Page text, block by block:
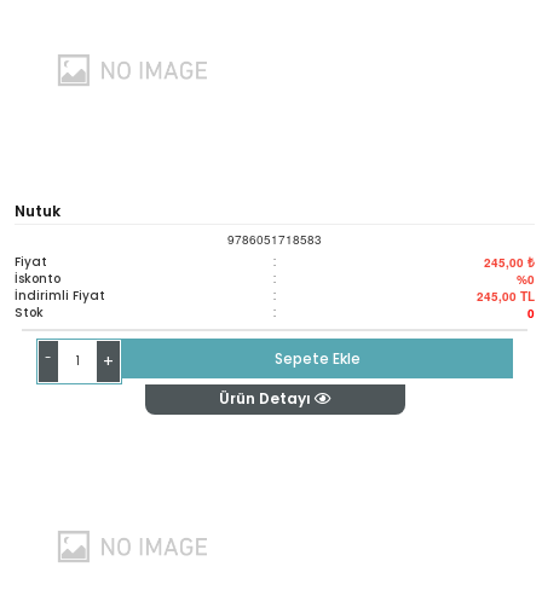
Nutuk
9786051718583
Fiyat : 245,00 ₺
İskonto : %0
İndirimli Fiyat : 245,00 TL
Stok : 0
- +
Sepete Ekle
Ürün Detayı